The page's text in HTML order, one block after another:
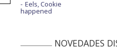
Eels, Cookie
happened
NOVEDADES